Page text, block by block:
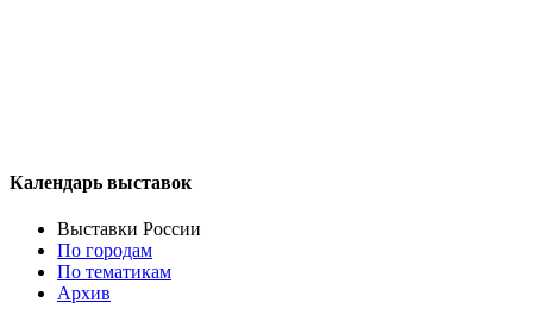
Календарь выставок
Выставки России
По городам
По тематикам
Архив